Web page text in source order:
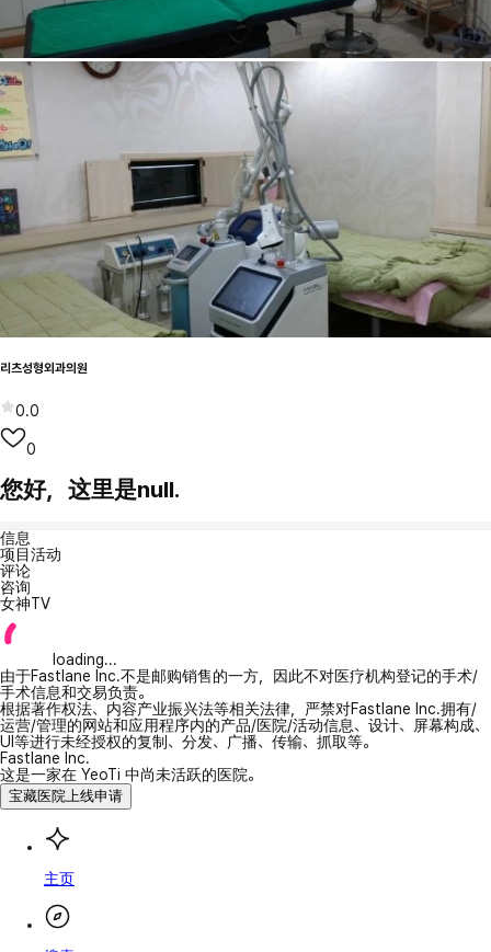
리츠성형외과의원
0.0
0
您好，这里是null.
信息
项目活动
评论
咨询
女神TV
loading...
由于Fastlane Inc.不是邮购销售的一方，因此不对医疗机构登记的手术/
手术信息和交易负责。
根据著作权法、内容产业振兴法等相关法律，严禁对Fastlane Inc.拥有/
运营/管理的网站和应用程序内的产品/医院/活动信息、设计、屏幕构成、
UI等进行未经授权的复制、分发、广播、传输、抓取等。
Fastlane Inc.
这是一家在 YeoTi 中尚未活跃的医院。
宝藏医院上线申请
主页